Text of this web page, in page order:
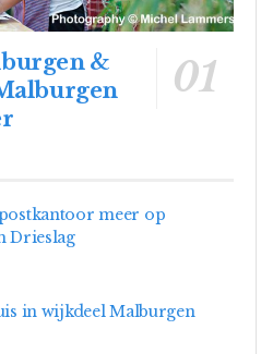
&
meer op
Drieslag
in wijkdeel Malburgen